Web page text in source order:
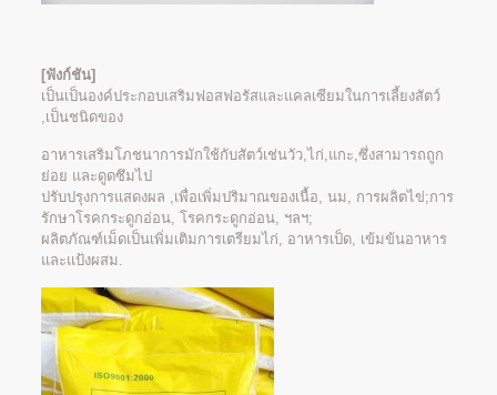
[ฟังก์ชัน]
เป็นเป็นองค์ประกอบเสริมฟอสฟอรัสและแคลเซียมในการเลี้ยงสัตว์
,เป็นชนิดของ
อาหารเสริมโภชนาการมักใช้กับสัตว์เช่นวัว,ไก่,แกะ,ซึ่งสามารถถูก
ย่อย และดูดซึมไป
ปรับปรุงการแสดงผล ,เพื่อเพิ่มปริมาณของเนื้อ, นม, การผลิตไข่;การ
รักษาโรคกระดูกอ่อน, โรคกระดูกอ่อน, ฯลฯ;
ผลิตภัณฑ์เม็ดเป็นเพิ่มเติมการเตรียมไก่, อาหารเป็ด, เข้มข้นอาหาร
และแป้งผสม.